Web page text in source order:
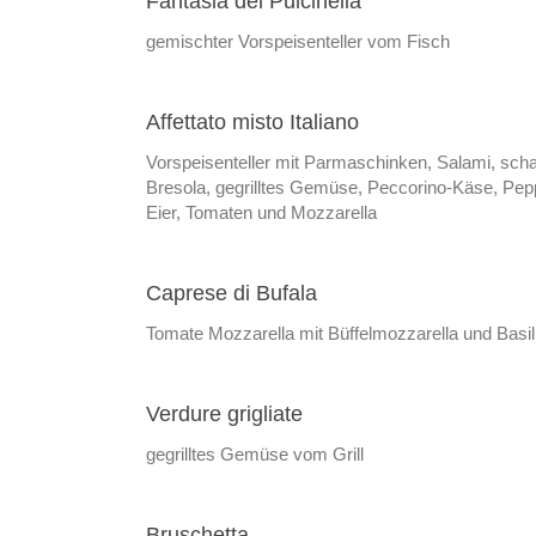
gemischter Vorspeisenteller vom Fisch
Affettato misto Italiano
Vorspeisenteller mit Parmaschinken, Salami,
Bresola, gegrilltes Gemüse, Peccorino-Käse,
Eier, Tomaten und Mozzarella
Caprese di Bufala
Tomate Mozzarella mit Büffelmozzarella und
Verdure grigliate
gegrilltes Gemüse vom Grill